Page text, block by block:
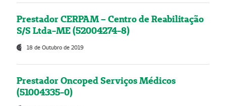
Prestador CERPAM – Centro de Reabilitação
S/S Ltda-ME (52004274-8)
18 de Outubro de 2019
Prestador Oncoped Serviços Médicos
(51004335-0)